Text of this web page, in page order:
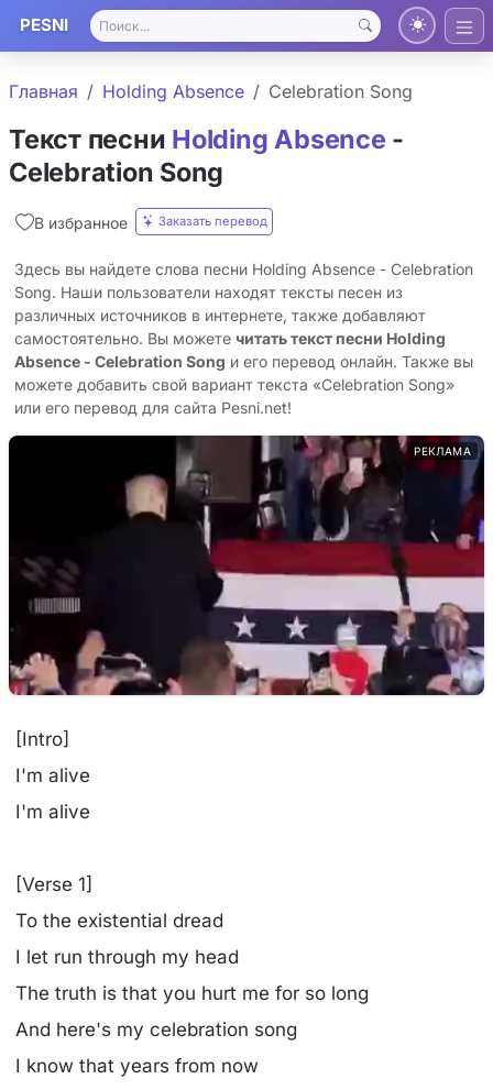
PESNI
Главная Holding Absence Celebration Song
Текст песни Holding Absence -
Celebration Song
В избранное Заказать перевод
Здесь вы найдете слова песни Holding Absence - Celebration
Song. Наши пользователи находят тексты песен из
различных источников в интернете, также добавляют
самостоятельно. Вы можете читать текст песни Holding
Absence - Celebration Song и его перевод онлайн. Также вы
можете добавить свой вариант текста «Celebration Song»
или его перевод для сайта Pesni.net!
РЕКЛАМА
[Intro]
I'm alive
I'm alive
[Verse 1]
To the existential dread
I let run through my head
The truth is that you hurt me for so long
And here's my celebration song
I know that years from now